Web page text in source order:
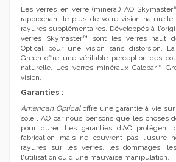
Les verres en verre (minéral) AO
rapprochant le plus de votre vision
rayures supplémentaires. Développés à
verres Skymaster™ sont les verres haut
Optical pour une vision sans distorsion. La
Green offre une véritable perception des
naturelle. Les verres minéraux Calobar™
vision.
Garanties :
American Opticaloffre une garantie à vie
soleil AO car nous pensons que les choses
pour durer. Les garanties d'AO protègent
fabrication mais ne couvrent pas l'usure
rayures sur les verres, les dommages,
l'utilisation ou d'une mauvaise manipulation.